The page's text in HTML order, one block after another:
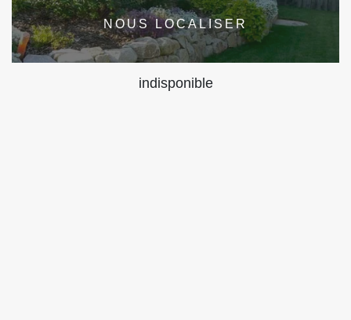
NOUS LOCALISER
indisponible